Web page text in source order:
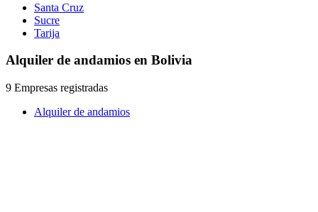
Santa Cruz
Sucre
Tarija
Alquiler de andamios en Bolivia
9 Empresas registradas
Alquiler de andamios